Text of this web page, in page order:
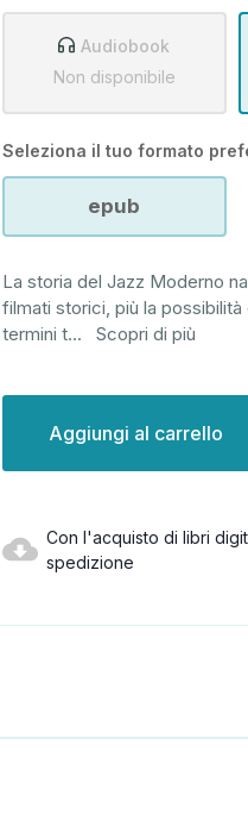
Audiobook
Non disponibile
Seleziona il tuo formato
epub
La storia del Jazz Moderno
filmati storici, più la
termini t... Scopri di più
attuale:
Con l'acquisto di libri
spedizione